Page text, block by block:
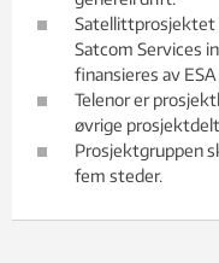
Satellittprosjektet
Satcom Services
finansieres av
Telenor er
øvrige
Prosjektgruppen
fem steder.